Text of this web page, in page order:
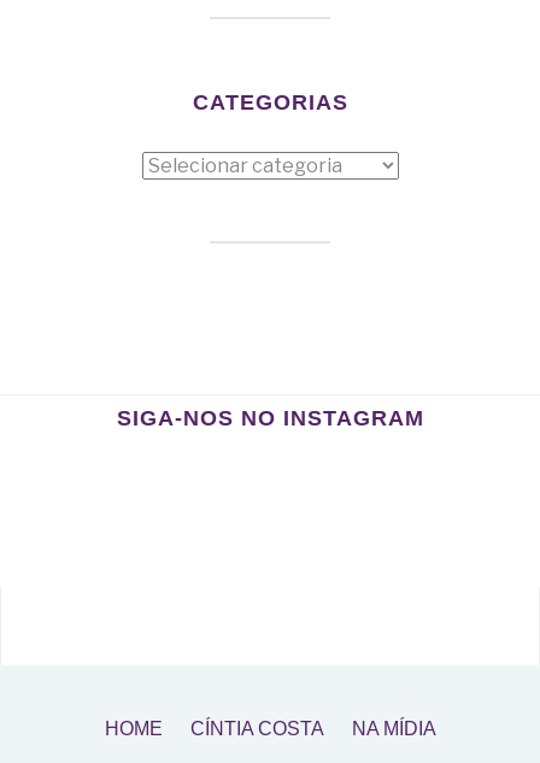
CATEGORIAS
SIGA-NOS NO INSTAGRAM
HOME CÍNTIA COSTA NA MÍDIA